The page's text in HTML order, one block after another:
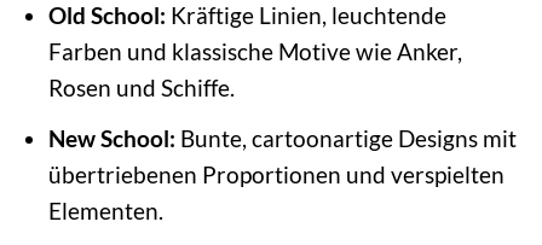
Old School: Kräftige Linien, leuchtende
Farben und klassische Motive wie Anker,
Rosen und Schiffe.
New School: Bunte, cartoonartige Designs mit
übertriebenen Proportionen und verspielten
Elementen.